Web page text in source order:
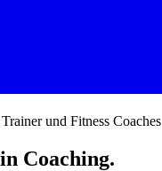
und Fitness Coaches
Coaching.